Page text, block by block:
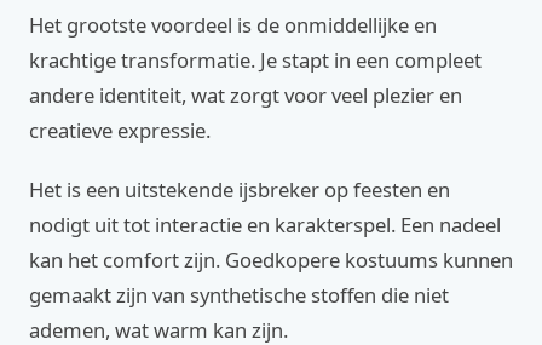
Het grootste voordeel is de onmiddellijke en
krachtige transformatie. Je stapt in een compleet
andere identiteit, wat zorgt voor veel plezier en
creatieve expressie.
Het is een uitstekende ijsbreker op feesten en
nodigt uit tot interactie en karakterspel. Een nadeel
kan het comfort zijn. Goedkopere kostuums kunnen
gemaakt zijn van synthetische stoffen die niet
ademen, wat warm kan zijn.